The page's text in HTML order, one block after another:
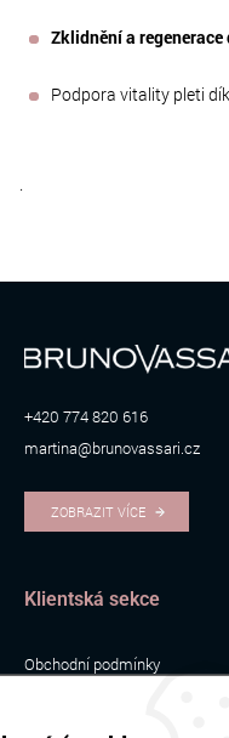
Zklidnění a
Podpora vitality pleti
.
+420 774 820 616
martina@brunovassari.cz
ZOBRAZIT VÍCE
Klientská sekce
Obchodní podmínky